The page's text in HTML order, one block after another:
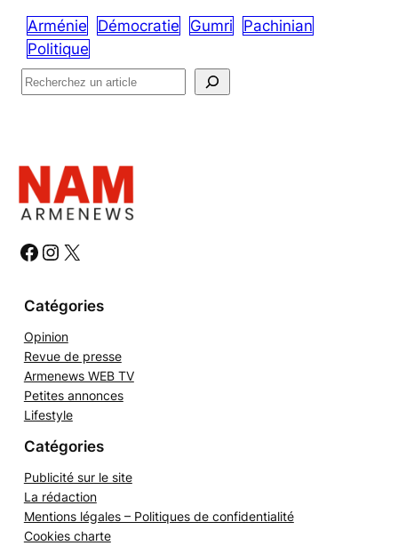
Arménie Démocratie Gumri
Pachinian
Politique
R
e
c
h
e
# # #
Catégories
Opinion
Revue de presse
Armenews WEB TV
Petites annonces
Lifestyle
Catégories
Publicité sur le site
La rédaction
Mentions légales – Politiques de confidentialité
Cookies charte